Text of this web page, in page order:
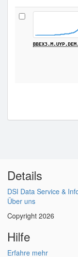
Details
DSI Data Service &
Über uns
Copyright 2026
Hilfe
Erfahre mehr